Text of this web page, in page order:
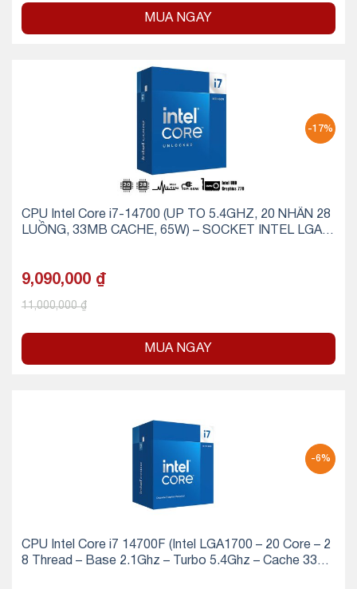
MUA NGAY
-17%
CPU Intel Core i7-14700 (UP TO 5.4GHZ, 20 NHÂN 28
LUỒNG, 33MB CACHE, 65W) – SOCKET INTEL LGA 1
9,090,000 ₫
11,000,000₫
MUA NGAY
-6%
CPU Intel Core i7 14700F (Intel LGA1700 – 20 Core – 2
8 Thread – Base 2.1Ghz – Turbo 5.4Ghz – Cache 33M